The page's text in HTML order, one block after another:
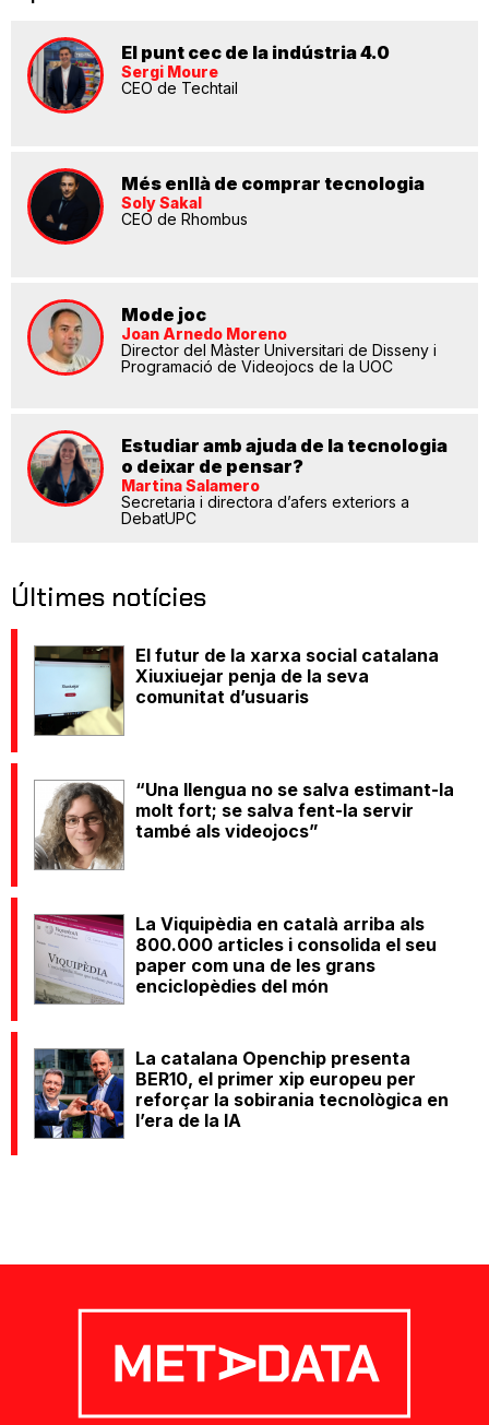
El punt cec de la indústria 4.0
Sergi Moure
CEO de Techtail
Més enllà de comprar tecnologia
Soly Sakal
CEO de Rhombus
Mode joc
Joan Arnedo Moreno
Director del Màster Universitari de Disseny i
Programació de Videojocs de la UOC
Estudiar amb ajuda de la tecnologia
o deixar de pensar?
Martina Salamero
Secretaria i directora d’afers exteriors a
DebatUPC
Últimes notícies
El futur de la xarxa social catalana
Xiuxiuejar penja de la seva
comunitat d’usuaris
“Una llengua no se salva estimant-la
molt fort; se salva fent-la servir
també als videojocs”
La Viquipèdia en català arriba als
800.000 articles i consolida el seu
paper com una de les grans
enciclopèdies del món
La catalana Openchip presenta
BER10, el primer xip europeu per
reforçar la sobirania tecnològica en
l’era de la IA